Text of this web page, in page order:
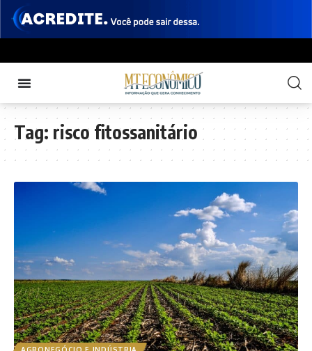
Tag: risco fitossanitário